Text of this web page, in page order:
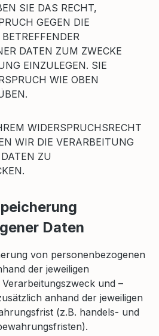
SIE DAS RECHT,
GEGEN DIE
DATEN ZUM ZWECKE
EINZULEGEN. SIE
WIE OBEN
WIDERSPRUCHSRECHT
WIR DIE VERARBEITUNG
ZU
Daten
von personenbezogenen
der jeweiligen
und –
anhand der jeweiligen
(z.B. handels- und